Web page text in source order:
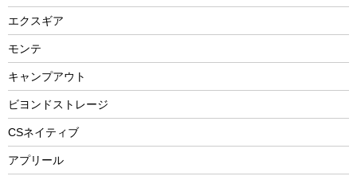
トレー
ランチョンマット
ランチボックス
エアーポンプ
ビーチテント
ウィンター
スノーシュー
防寒ウェア
トレッキング
エクスギア
モンテ
キャンプアウト
ビヨンドストレージ
CSネイティブ
アプリール